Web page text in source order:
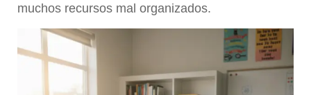
muchos recursos mal organizados.